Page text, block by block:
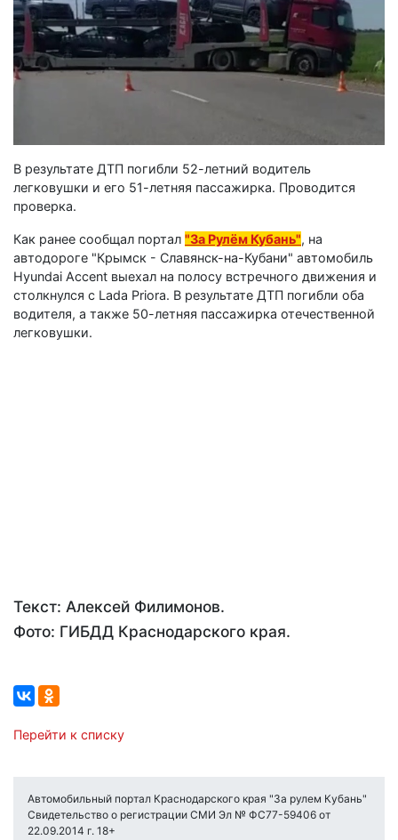
В результате ДТП погибли 52-летний водитель
легковушки и его 51-летняя пассажирка. Проводится
проверка.
Как ранее сообщал портал "За Рулём Кубань", на
автодороге "Крымск - Славянск-на-Кубани" автомобиль
Hyundai Accent выехал на полосу встречного движения и
столкнулся с Lada Priora. В результате ДТП погибли оба
водителя, а также 50-летняя пассажирка отечественной
легковушки.
Текст: Алексей Филимонов.
Фото: ГИБДД Краснодарского края.
Перейти к списку
Автомобильный портал Краснодарского края "За рулем Кубань"
Свидетельство о регистрации СМИ Эл № ФС77-59406 от
22.09.2014 г. 18+